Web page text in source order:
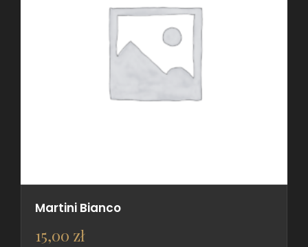
Martini Bianco
15,00 zł